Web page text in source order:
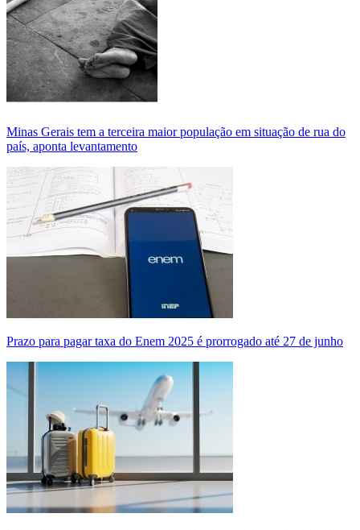
Minas Gerais tem a terceira maior população em situação de rua do
país, aponta levantamento
Prazo para pagar taxa do Enem 2025 é prorrogado até 27 de junho